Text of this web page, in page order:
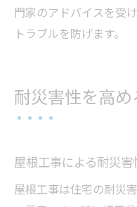
門家のアドバイスを受
トラブルを防げます。
耐災害性を高
屋根工事による耐災
屋根工事は住宅の耐災